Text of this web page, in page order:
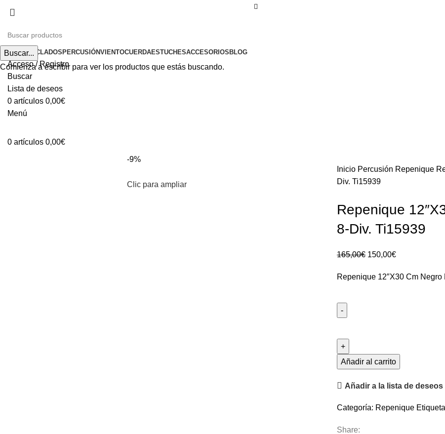
INICIOTECLADOSPERCUSIÓNVIENTOCUERDAESTUCHESACCESORIOSBLOG
Acceso / Registro
Buscar
Lista de deseos
0 artículos 0,00€
Menú
0 artículos 0,00€
-9%
Clic para ampliar
Inicio Percusión Repenique
Div. Ti15939
Repenique
8-Div. Ti15939
165,00€ 150,00€
Repenique 12″X30 Cm
Añadir al carrito
Añadir a la lista de deseos
Categoría: Repenique
Share:
Buscar...
Comienza a escribir para ver los productos que estás buscando.